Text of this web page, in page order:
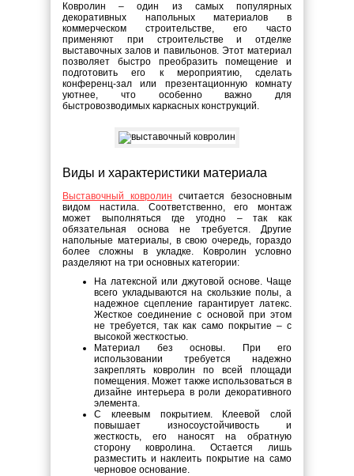
Ковролин – один из самых популярных
декоративных напольных материалов в
коммерческом строительстве, его часто
применяют при строительстве и отделке
выставочных залов и павильонов. Этот материал
позволяет быстро преобразить помещение и
подготовить его к мероприятию, сделать
конференц-зал или презентационную комнату
уютнее, что особенно важно для
быстровозводимых каркасных конструкций.
Виды и характеристики материала
Выставочный ковролин считается безосновным
видом настила. Соответственно, его монтаж
может выполняться где угодно – так как
обязательная основа не требуется. Другие
напольные материалы, в свою очередь, гораздо
более сложны в укладке. Ковролин условно
разделяют на три основных категории:
На латексной или джутовой основе. Чаще
всего укладываются на скользкие полы, а
надежное сцепление гарантирует латекс.
Жесткое соединение с основой при этом
не требуется, так как само покрытие – с
высокой жесткостью.
Материал без основы. При его
использовании требуется надежно
закреплять ковролин по всей площади
помещения. Может также использоваться в
дизайне интерьера в роли декоративного
элемента.
С клеевым покрытием. Клеевой слой
повышает износоустойчивость и
жесткость, его наносят на обратную
сторону ковролина. Остается лишь
разместить и наклеить покрытие на само
черновое основание.